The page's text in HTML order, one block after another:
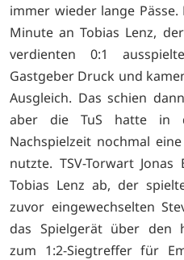
immer wieder lange
Minute an Tobias Lenz,
verdienten 0:1
Gastgeber Druck und
Ausgleich. Das schien
aber die TuS hatte in
Nachspielzeit nochmal
nutzte. TSV-Torwart
Tobias Lenz ab, der
zuvor eingewechselten
das Spielgerät über den
zum 1:2-Siegtreffer für